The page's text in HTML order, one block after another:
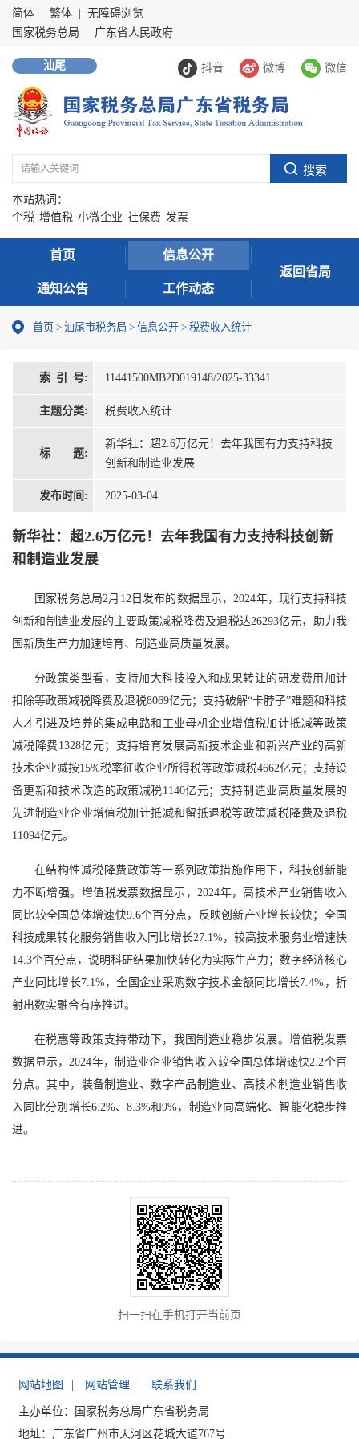
简体 繁体
无障碍浏览
国家税务总局
广东省人民政府
抖音 微博 微信
汕尾
本站热词：
个税 增值税 小微企业 社保费 发票
首页 信息公开
通知公告 工作动态
返回省局
首页 > 汕尾市税务局 > 信息公开 > 税费收入统计
索 引 号: 11441500MB2D019148/2025-33341
主题分类: 税费收入统计
标 题:
新华社：超2.6万亿元！去年我国有力支持科技
创新和制造业发展
发布时间: 2025-03-04
新华社：超2.6万亿元！去年我国有力支持科技创新
和制造业发展
国家税务总局2月12日发布的数据显示，2024年，现行支持科技
创新和制造业发展的主要政策减税降费及退税达26293亿元，助力我
国新质生产力加速培育、制造业高质量发展。
分政策类型看，支持加大科技投入和成果转让的研发费用加计
扣除等政策减税降费及退税8069亿元；支持破解“卡脖子”难题和科技
人才引进及培养的集成电路和工业母机企业增值税加计抵减等政策
减税降费1328亿元；支持培育发展高新技术企业和新兴产业的高新
技术企业减按15%税率征收企业所得税等政策减税4662亿元；支持设
备更新和技术改造的政策减税1140亿元；支持制造业高质量发展的
先进制造业企业增值税加计抵减和留抵退税等政策减税降费及退税
11094亿元。
在结构性减税降费政策等一系列政策措施作用下，科技创新能
力不断增强。增值税发票数据显示，2024年，高技术产业销售收入
同比较全国总体增速快9.6个百分点，反映创新产业增长较快；全国
科技成果转化服务销售收入同比增长27.1%，较高技术服务业增速快
14.3个百分点，说明科研结果加快转化为实际生产力；数字经济核心
产业同比增长7.1%，全国企业采购数字技术金额同比增长7.4%，折
射出数实融合有序推进。
在税惠等政策支持带动下，我国制造业稳步发展。增值税发票
数据显示，2024年，制造业企业销售收入较全国总体增速快2.2个百
分点。其中，装备制造业、数字产品制造业、高技术制造业销售收
入同比分别增长6.2%、8.3%和9%，制造业向高端化、智能化稳步推
进。
扫一扫在手机打开当前页
网站地图 网站管理 联系我们
主办单位：国家税务总局广东省税务局
地址：广东省广州市天河区花城大道767号